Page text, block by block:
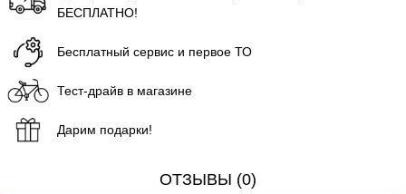
БЕСПЛАТНО!
Бесплатный сервис и первое ТО
Тест-драйв в магазине
Дарим подарки!
ОТЗЫВЫ (0)